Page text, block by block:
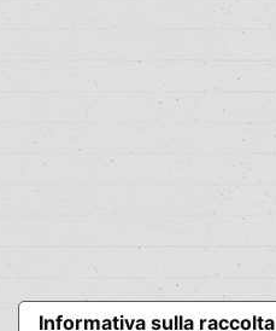
Informativa sulla raccolta